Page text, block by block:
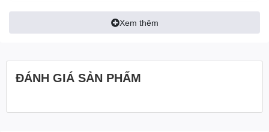
Xem thêm
ĐÁNH GIÁ SẢN PHẨM